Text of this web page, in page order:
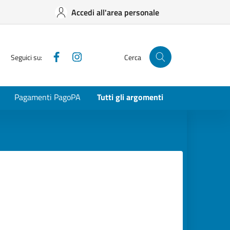
Accedi all'area personale
Seguici su: Facebook Cerca
Pagamenti PagoPA Tutti gli argomenti